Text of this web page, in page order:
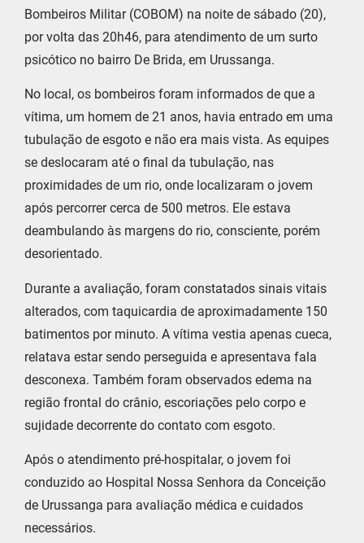
Bombeiros Militar (COBOM) na noite de sábado (20),
por volta das 20h46, para atendimento de um surto
psicótico no bairro De Brida, em Urussanga.
No local, os bombeiros foram informados de que a
vítima, um homem de 21 anos, havia entrado em uma
tubulação de esgoto e não era mais vista. As equipes
se deslocaram até o final da tubulação, nas
proximidades de um rio, onde localizaram o jovem
após percorrer cerca de 500 metros. Ele estava
deambulando às margens do rio, consciente, porém
desorientado.
Durante a avaliação, foram constatados sinais vitais
alterados, com taquicardia de aproximadamente 150
batimentos por minuto. A vítima vestia apenas cueca,
relatava estar sendo perseguida e apresentava fala
desconexa. Também foram observados edema na
região frontal do crânio, escoriações pelo corpo e
sujidade decorrente do contato com esgoto.
Após o atendimento pré-hospitalar, o jovem foi
conduzido ao Hospital Nossa Senhora da Conceição
de Urussanga para avaliação médica e cuidados
necessários.